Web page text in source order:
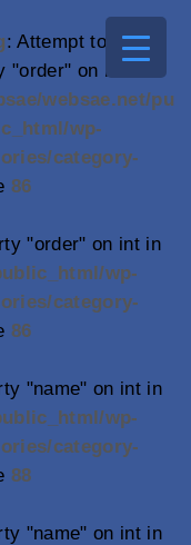
: Attempt to read
"order" on int in
websae.net/pu
wp-
category-
86
"order" on int in
wp-
category-
86
"name" on int in
wp-
category-
88
"name" on int in